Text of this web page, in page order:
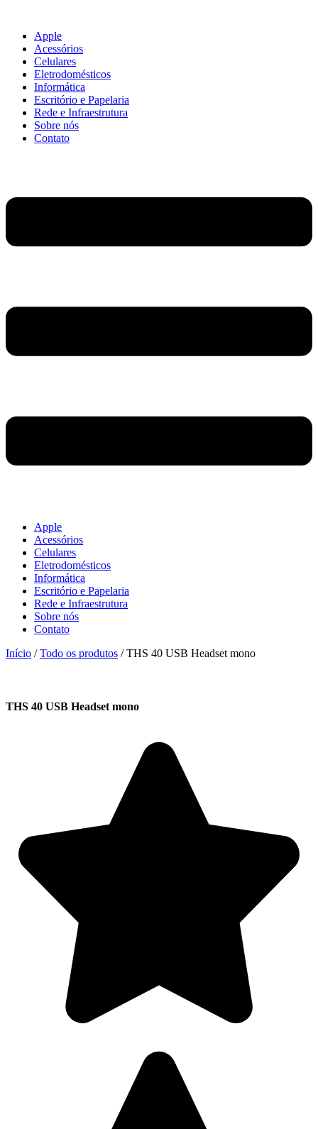
Apple
Acessórios
Celulares
Eletrodomésticos
Informática
Escritório e Papelaria
Rede e Infraestrutura
Sobre nós
Contato
Apple
Acessórios
Celulares
Eletrodomésticos
Informática
Escritório e Papelaria
Rede e Infraestrutura
Sobre nós
Contato
Início /Todo os produtos / THS 40 USB Headset mono
THS 40 USB Headset mono